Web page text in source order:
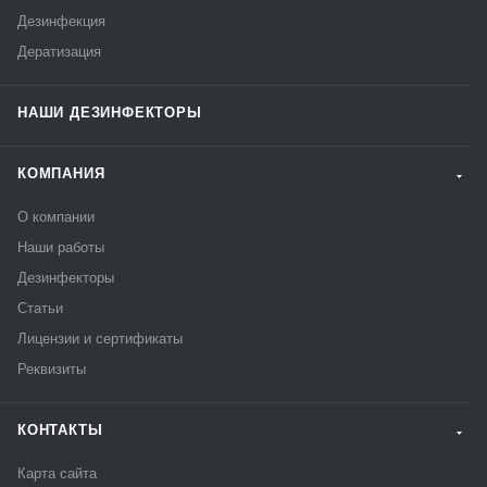
Дезинфекция
Дератизация
НАШИ ДЕЗИНФЕКТОРЫ
КОМПАНИЯ
О компании
Наши работы
Дезинфекторы
Статьи
Лицензии и сертификаты
Реквизиты
КОНТАКТЫ
Карта сайта